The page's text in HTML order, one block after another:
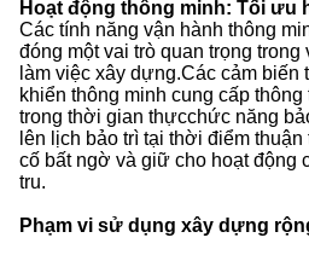
Hoạt động thông minh: Tối ưu
Các tính năng vận hành thông
đóng một vai trò quan trọng
làm việc xây dựng.Các cảm biến
khiển thông minh cung cấp
trong thời gian thựcchức năng
lên lịch bảo trì tại thời điểm
cố bất ngờ và giữ cho hoạt động
tru.
Phạm vi sử dụng xây dựng